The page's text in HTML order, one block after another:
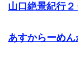
山口絶景紀行２
あすからーめ